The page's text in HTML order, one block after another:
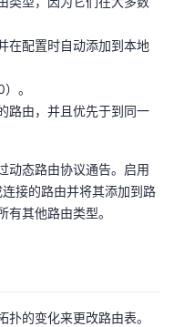
在配置时自动添加到本地
。
路由，并且优先于到同一
动态路由协议通告。启用
接的路由并将其添加到路
其他路由类型。
的变化来更改路由表。